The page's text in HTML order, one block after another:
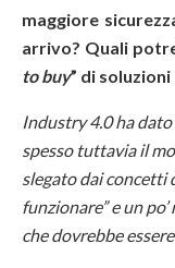
maggiore
arrivo? Quali
to buy” di
Industry 4.0 ha
spesso tuttavia il
slegato dai concetti
funzionare” e un
che dovrebbe